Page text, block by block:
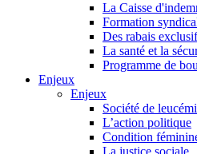
La Caisse
Formation
Des rabais
La santé et la
Programme de
Enjeux
Enjeux
Société de
L’action politique
Condition